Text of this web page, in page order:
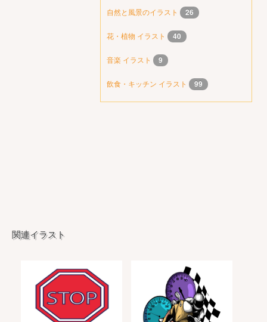
自然と風景のイラスト 26
花・植物 イラスト 40
音楽 イラスト 9
飲食・キッチン イラスト 99
関連イラスト